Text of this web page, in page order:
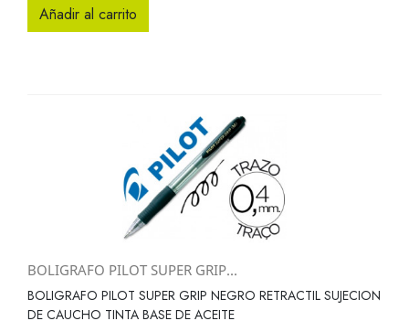
Añadir al carrito
BOLIGRAFO PILOT SUPER GRIP...
BOLIGRAFO PILOT SUPER GRIP NEGRO RETRACTIL SUJECION
DE CAUCHO TINTA BASE DE ACEITE